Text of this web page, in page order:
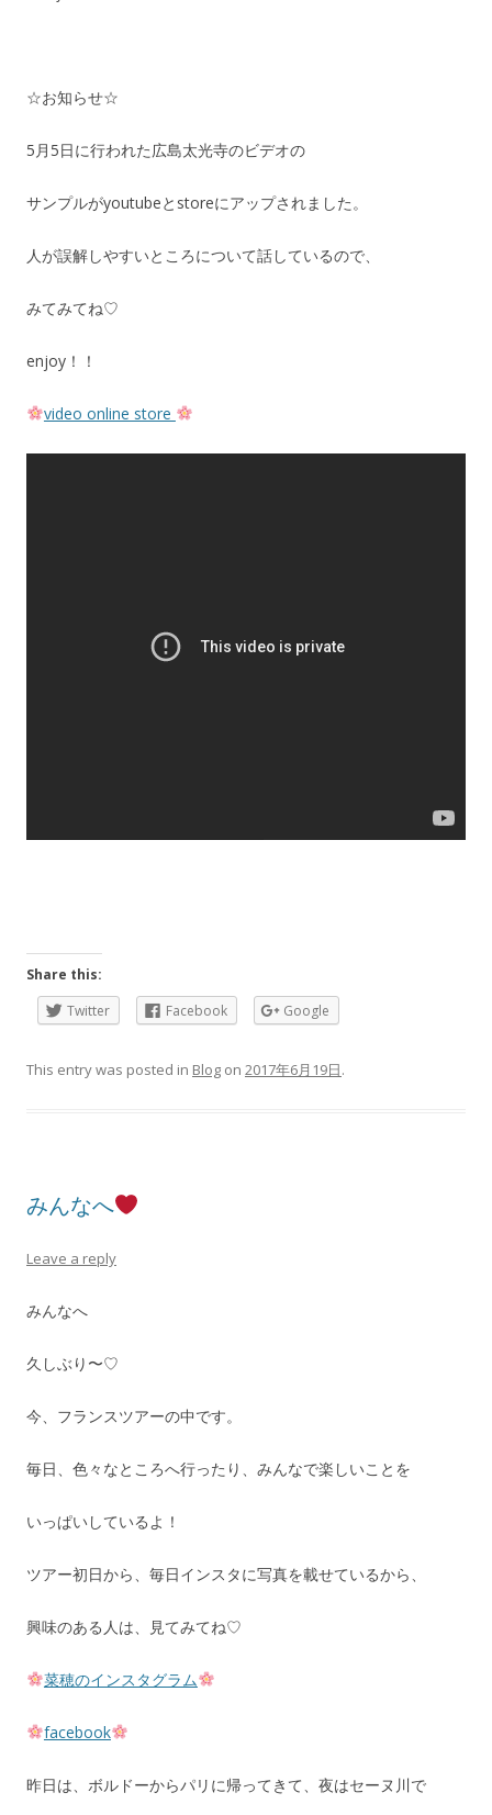
☆お知らせ☆
5月5日に行われた広島太光寺のビデオの
サンプルがyoutubeとstoreにアップされました。
人が誤解しやすいところについて話しているので、
みてみてね♡
enjoy！！
video online store
Share this:
Twitter
Facebook Google
This entry was posted in Blog on 2017年6月19日.
みんなへ
Leave a reply
みんなへ
久しぶり〜♡
今、フランスツアーの中です。
毎日、色々なところへ行ったり、みんなで楽しいことを
いっぱいしているよ！
ツアー初日から、毎日インスタに写真を載せているから、
興味のある人は、見てみてね♡
菜穂のインスタグラム
facebook
昨日は、ボルドーからパリに帰ってきて、夜はセーヌ川で